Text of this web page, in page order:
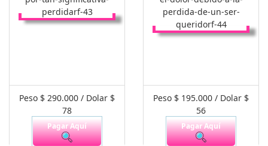
Peso $ 290.000 / Dolar $
78
Pagar Aquí
Peso $ 195.000 / Dolar $
56
Pagar Aquí